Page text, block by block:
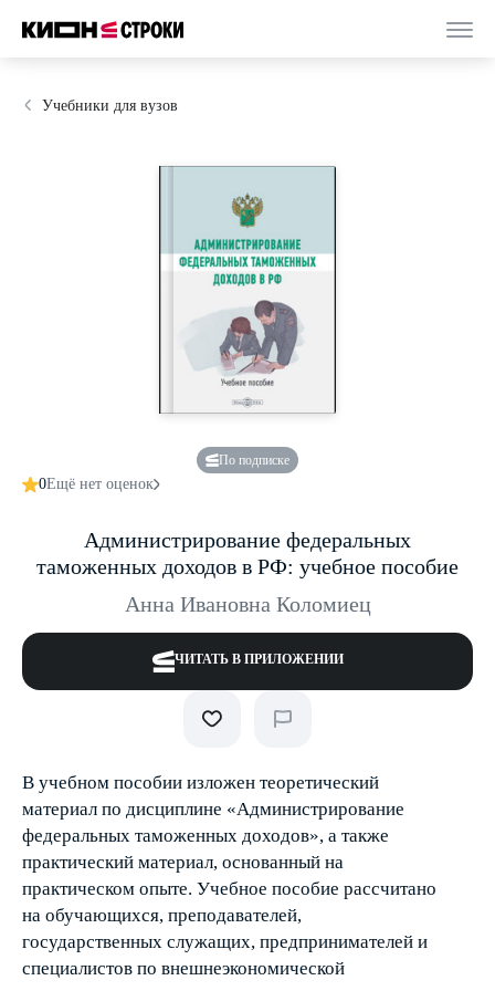
Учебники для вузов
По подписке
0Ещё нет оценок
Администрирование федеральных
таможенных доходов в РФ: учебное пособие
Анна Ивановна Коломиец
ЧИТАТЬ В ПРИЛОЖЕНИИ
В учебном пособии изложен теоретический
материал по дисциплине «Администрирование
федеральных таможенных доходов», а также
практический материал, основанный на
практическом опыте. Учебное пособие рассчитано
на обучающихся, преподавателей,
государственных служащих, предпринимателей и
специалистов по внешнеэкономической